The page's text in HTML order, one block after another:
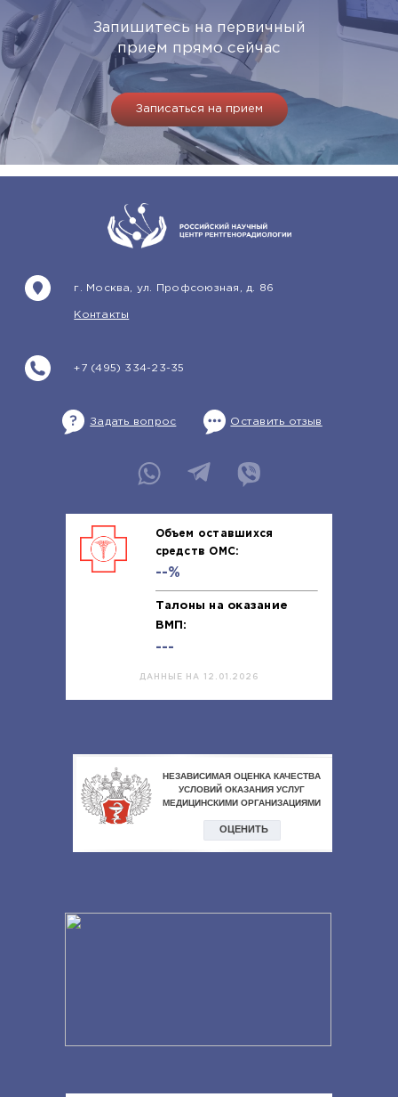
Запишитесь на первичный
прием прямо сейчас
Записаться на прием
+7 (495) 334-23-35
г. Москва, ул. Профсоюзная, д. 86
Контакты
Задать вопрос Оставить отзыв
Объем оставшихся
средств ОМС:
--%
Талоны на оказание
ВМП:
---
ДАННЫЕ НА 12.01.2026